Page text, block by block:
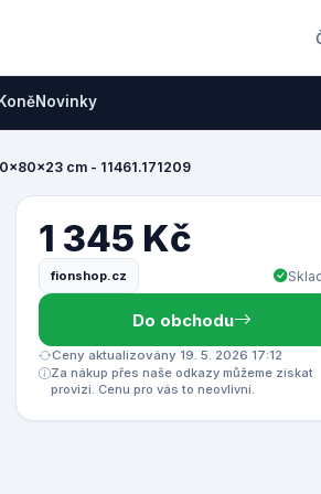
Novinky
cm - 11461.171209
1 345 Kč
fionshop.cz
Do obchodu
Ceny aktualizovány 19. 5. 2026 17:12
Za nákup přes naše odkazy můžeme získat
provizi. Cenu pro vás to neovlivní.